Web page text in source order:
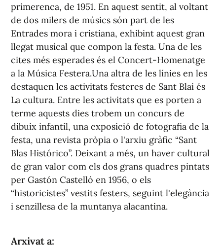
primerenca, de 1951. En aquest sentit, al voltant
de dos milers de músics són part de les
Entrades mora i cristiana, exhibint aquest gran
llegat musical que compon la festa. Una de les
cites més esperades és el Concert-Homenatge
a la Música Festera.Una altra de les línies en les
destaquen les activitats festeres de Sant Blai és
La cultura. Entre les activitats que es porten a
terme aquests dies trobem un concurs de
dibuix infantil, una exposició de fotografia de la
festa, una revista pròpia o l'arxiu gràfic “Sant
Blas Histórico”. Deixant a més, un haver cultural
de gran valor com els dos grans quadres pintats
per Gastón Castelló en 1956, o els
“historicistes” vestits festers, seguint l'elegància
i senzillesa de la muntanya alacantina.
Arxivat a: